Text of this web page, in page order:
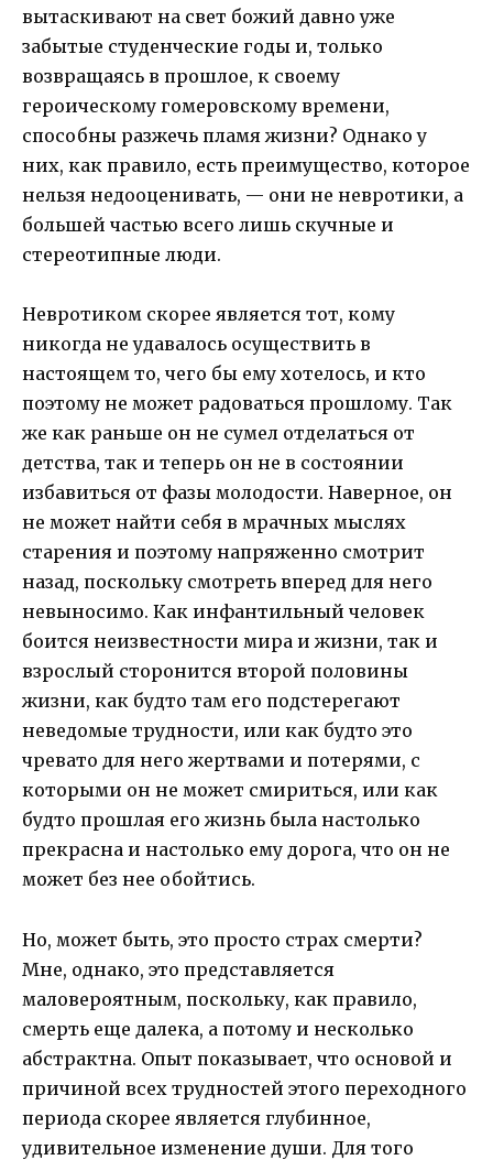
вытаскивают на свет божий давно уже
забытые студенческие годы и, только
возвращаясь в прошлое, к своему
героическому гомеровскому времени,
способны разжечь пламя жизни? Однако у
них, как правило, есть преимущество, которое
нельзя недооценивать, — они не невротики, а
большей частью всего лишь скучные и
стереотипные люди.
Невротиком скорее является тот, кому
никогда не удавалось осуществить в
настоящем то, чего бы ему хотелось, и кто
поэтому не может радоваться прошлому. Так
же как раньше он не сумел отделаться от
детства, так и теперь он не в состоянии
избавиться от фазы молодости. Наверное, он
не может найти себя в мрачных мыслях
старения и поэтому напряженно смотрит
назад, поскольку смотреть вперед для него
невыносимо. Как инфантильный человек
боится неизвестности мира и жизни, так и
взрослый сторонится второй половины
жизни, как будто там его подстерегают
неведомые трудности, или как будто это
чревато для него жертвами и потерями, с
которыми он не может смириться, или как
будто прошлая его жизнь была настолько
прекрасна и настолько ему дорога, что он не
может без нее обойтись.
Но, может быть, это просто страх смерти?
Мне, однако, это представляется
маловероятным, поскольку, как правило,
смерть еще далека, а потому и несколько
абстрактна. Опыт показывает, что основой и
причиной всех трудностей этого переходного
периода скорее является глубинное,
удивительное изменение души. Для того